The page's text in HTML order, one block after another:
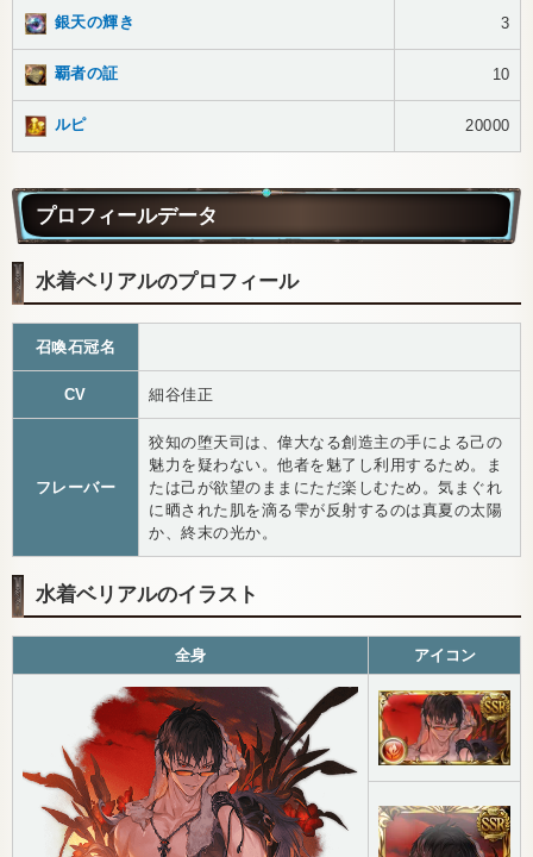
銀天の輝き 3
覇者の証 10
ルピ 20000
プロフィールデータ
水着ベリアルのプロフィール
召喚石冠名
CV 細谷佳正
フレーバー
狡知の堕天司は、偉大なる創造主の手による己の
魅力を疑わない。他者を魅了し利用するため。ま
たは己が欲望のままにただ楽しむため。気まぐれ
に晒された肌を滴る雫が反射するのは真夏の太陽
か、終末の光か。
水着ベリアルのイラスト
全身 アイコン